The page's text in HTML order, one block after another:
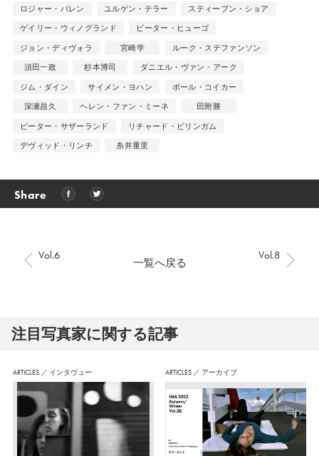
ロジャー・バレン
ユルゲン・テラー
スティーブン・ショア
ゲイリー・ウィノグランド
ピーター・ヒューゴ
ジョン・ディヴォラ
宮崎学
ルーク・ステファンソン
須田一政
杉本博司
ダニエル・ヴァン・アーク
ジム・ダイン
サイメン・ヨハン
ポール・コイカー
深瀬昌久
ヘレン・ファン・ミーネ
田附勝
ピーター・サザーランド
リチャード・ビリンガム
デヴィッド・リンチ
糸井重里
Share
Vol.6 Vol.8
一覧へ戻る
注⽬写真家に関する記事
ARTICLES ／ インタヴュー ARTICLES ／ アーカイブ